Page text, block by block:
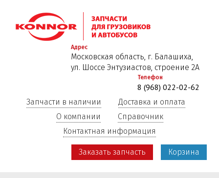
к
основному
Адрес
Московская область, г. Балашиха,
ул. Шоссе Энтузиастов, строение 2А
Телефон
8 (968) 022-02-62
Запчасти в наличии
Доставка и оплата
О компании
Справочник
Контактная информация
Заказать запчасть Корзина